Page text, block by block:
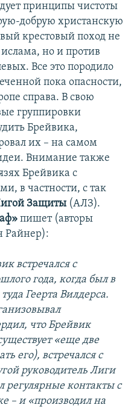
принципы чистоты
добрую христанскую
крестовый поход не
но и против
Все это породило
пока опасности,
справа. В свою
группировки
Брейвика,
их – на самом
Внимание также
Брейвика с
в частности, с так
Защиты (АЛЗ).
пишет (авторы
Райнер):
встречался с
года, когда был в
Геерта Вилдерса.
что Брейвик
«еще две
его), встречался с
руководитель Лиги
регулярные контакты с
– и «производил на